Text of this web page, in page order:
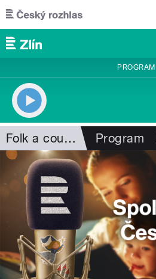
Přejít k hlavnímu obsahu
PROGRAM
Folk a country Program